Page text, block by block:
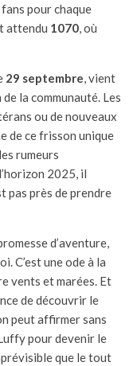
pour chaque
attendu 1070, où
29 septembre, vient
la communauté. Les
ou de nouveaux
de ce frisson unique
rumeurs
2025, il
pas près de prendre
d’aventure,
C’est une ode à la
vents et marées. Et
de découvrir le
peut affirmer sans
pour devenir le
que le tout